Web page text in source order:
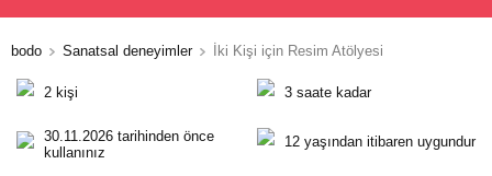
bodo Sanatsal deneyimler İki Kişi için Resim Atölyesi
2 kişi 3 saate kadar
30.11.2026 tarihinden önce
kullanınız
12 yaşından itibaren uygundur